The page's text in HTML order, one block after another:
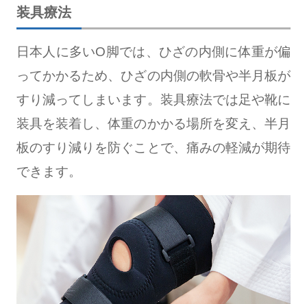
装具療法
日本人に多いO脚では、ひざの内側に体重が偏
ってかかるため、ひざの内側の軟骨や半月板が
すり減ってしまいます。装具療法では足や靴に
装具を装着し、体重のかかる場所を変え、半月
板のすり減りを防ぐことで、痛みの軽減が期待
できます。